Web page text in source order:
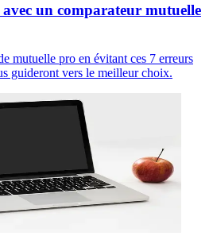
un comparateur mutuelle
mutuelle pro en évitant ces 7 erreurs
guideront vers le meilleur choix.